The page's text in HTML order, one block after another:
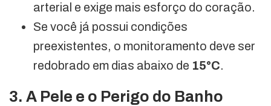
arterial e exige mais esforço do coração.
Se você já possui condições
preexistentes, o monitoramento deve ser
redobrado em dias abaixo de 15°C.
3. A Pele e o Perigo do Banho